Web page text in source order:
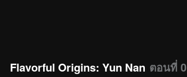
Flavorful Origins: Yun Nan ตอนที่ 0